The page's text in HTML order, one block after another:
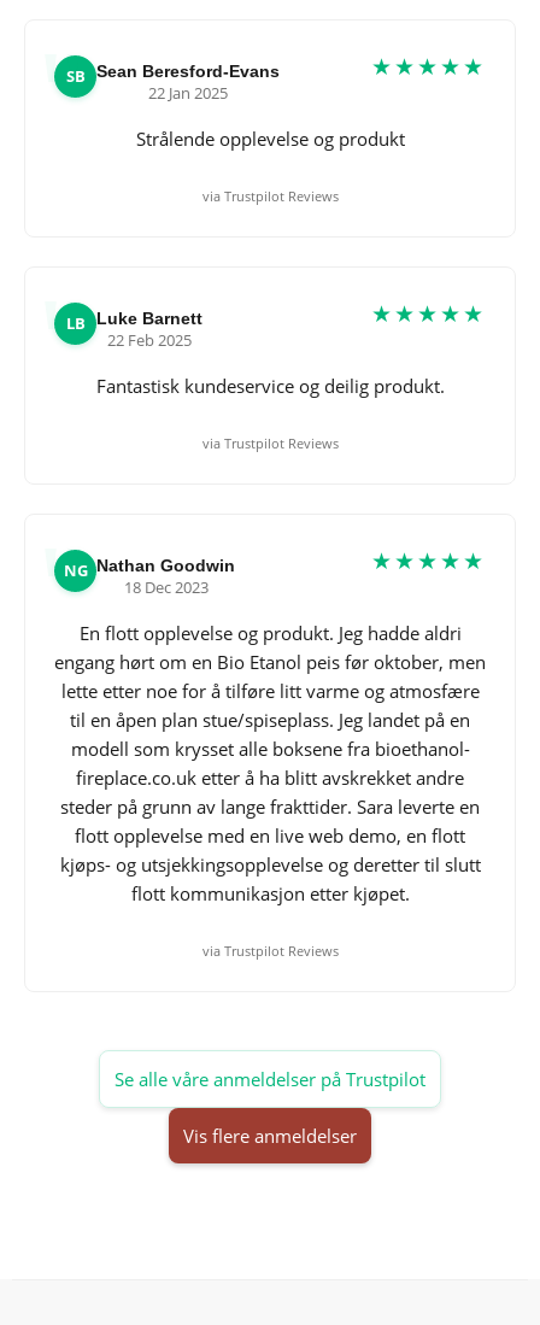
SB Sean Beresford-Evans
22 Jan 2025
★★★★★
Strålende opplevelse og produkt
via Trustpilot Reviews
LB Luke Barnett
22 Feb 2025
★★★★★
Fantastisk kundeservice og deilig produkt.
via Trustpilot Reviews
NG Nathan Goodwin
18 Dec 2023
★★★★★
En flott opplevelse og produkt. Jeg hadde aldri
engang hørt om en Bio Etanol peis før oktober, men
lette etter noe for å tilføre litt varme og atmosfære
til en åpen plan stue/spiseplass. Jeg landet på en
modell som krysset alle boksene fra bioethanol-
fireplace.co.uk etter å ha blitt avskrekket andre
steder på grunn av lange frakttider. Sara leverte en
flott opplevelse med en live web demo, en flott
kjøps- og utsjekkingsopplevelse og deretter til slutt
flott kommunikasjon etter kjøpet.
via Trustpilot Reviews
Se alle våre anmeldelser på Trustpilot
Vis flere anmeldelser